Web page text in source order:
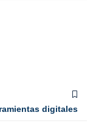
digitales